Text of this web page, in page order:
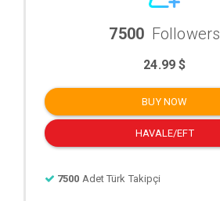
7500 Followers
24.99 $
BUY NOW
HAVALE/EFT
7500 Adet Türk Takipçi